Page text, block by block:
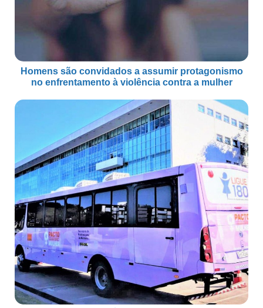
Homens são convidados a assumir protagonismo
no enfrentamento à violência contra a mulher